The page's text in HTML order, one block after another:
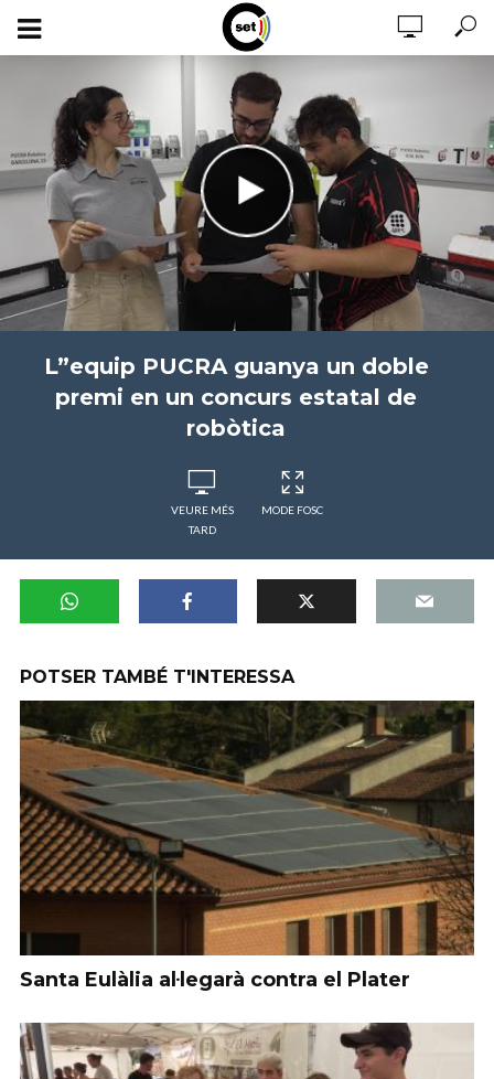
L”equip PUCRA guanya un doble
premi en un concurs estatal de
robòtica
VEURE MÉS
TARD
MODE FOSC
POTSER TAMBÉ T'INTERESSA
Santa Eulàlia al·legarà contra el Plater